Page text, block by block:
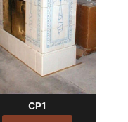
CP1